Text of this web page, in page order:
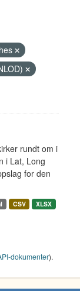
rundt om i
i Lat, Long
for den
CSV
XLSX
dokumenter).